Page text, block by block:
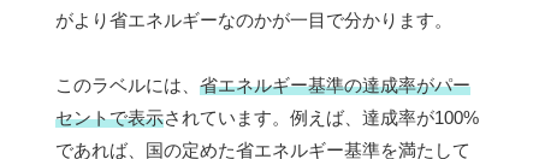
がより省エネルギーなのかが一目で分かります。
このラベルには、 省エネルギー基準の達成率がパー
セントで表示されています。例えば、達成率が100%
であれば、国の定めた省エネルギー基準を満たして